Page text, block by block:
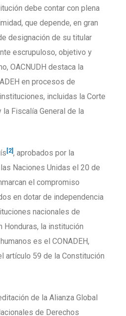
debe contar con plena
que depende, en gran
designación de su titular
escrupuloso, objetivo y
OACNUDH destaca la
en procesos de
incluidas la Corte
Fiscalía General de la
[2], aprobados por la
Naciones Unidas el 20 de
el compromiso
en dotar de independencia
nacionales de
Honduras, la institución
es el CONADEH,
artículo 59 de la Constitución
de la Alianza Global
de Derechos